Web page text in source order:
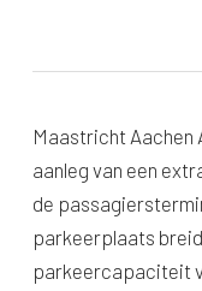
Maastricht Aachen
aanleg van een
de
parkeerplaats
parkeercapaciteit